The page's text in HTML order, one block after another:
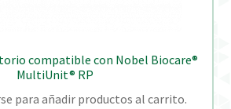
compatible con Nobel Biocare®
MultiUnit® RP
para añadir productos al carrito.